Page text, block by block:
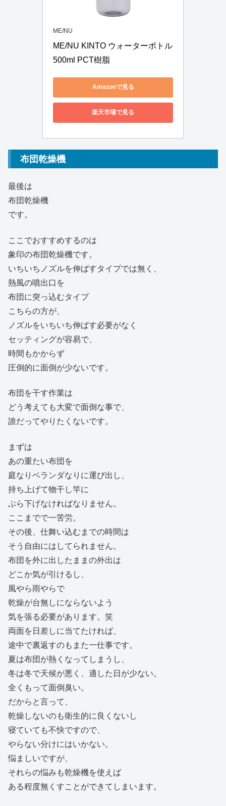
ME/NU
ME/NU KINTO ウォーターボトル
500ml PCT樹脂
Amazonで見る
楽天市場で見る
布団乾燥機
最後は
布団乾燥機
です。
ここでおすすめするのは
象印の布団乾燥機です。
いちいちノズルを伸ばすタイプでは無く、
熱風の噴出口を
布団に突っ込むタイプ
こちらの方が、
ノズルをいちいち伸ばす必要がなく
セッティングが容易で、
時間もかからず
圧倒的に面倒が少ないです。
布団を干す作業は
どう考えても大変で面倒な事で、
誰だってやりたくないです。
まずは
あの重たい布団を
庭なりベランダなりに運び出し、
持ち上げて物干し竿に
ぶら下げなければなりません。
ここまでで一苦労。
その後、仕舞い込むまでの時間は
そう自由にはしてられません。
布団を外に出したままの外出は
どこか気が引けるし、
風やら雨やらで
乾燥が台無しにならないよう
気を張る必要があります。笑
両面を日差しに当てたければ、
途中で裏返すのもまた一仕事です。
夏は布団が熱くなってしまうし、
冬は冬で天候が悪く、適した日が少ない。
全くもって面倒臭い。
だからと言って、
乾燥しないのも衛生的に良くないし
寝ていても不快ですので、
やらない分けにはいかない。
悩ましいですが、
それらの悩みも乾燥機を使えば
ある程度無くすことができてしまいます。